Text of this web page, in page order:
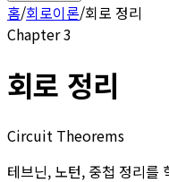
홈/회로이론/회로 정리
Chapter3
회로 정리
Circuit Theorems
테브닌, 노턴, 중첩 정리를